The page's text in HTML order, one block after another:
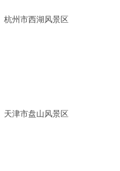
杭州市西湖风景区
天津市盘山风景区